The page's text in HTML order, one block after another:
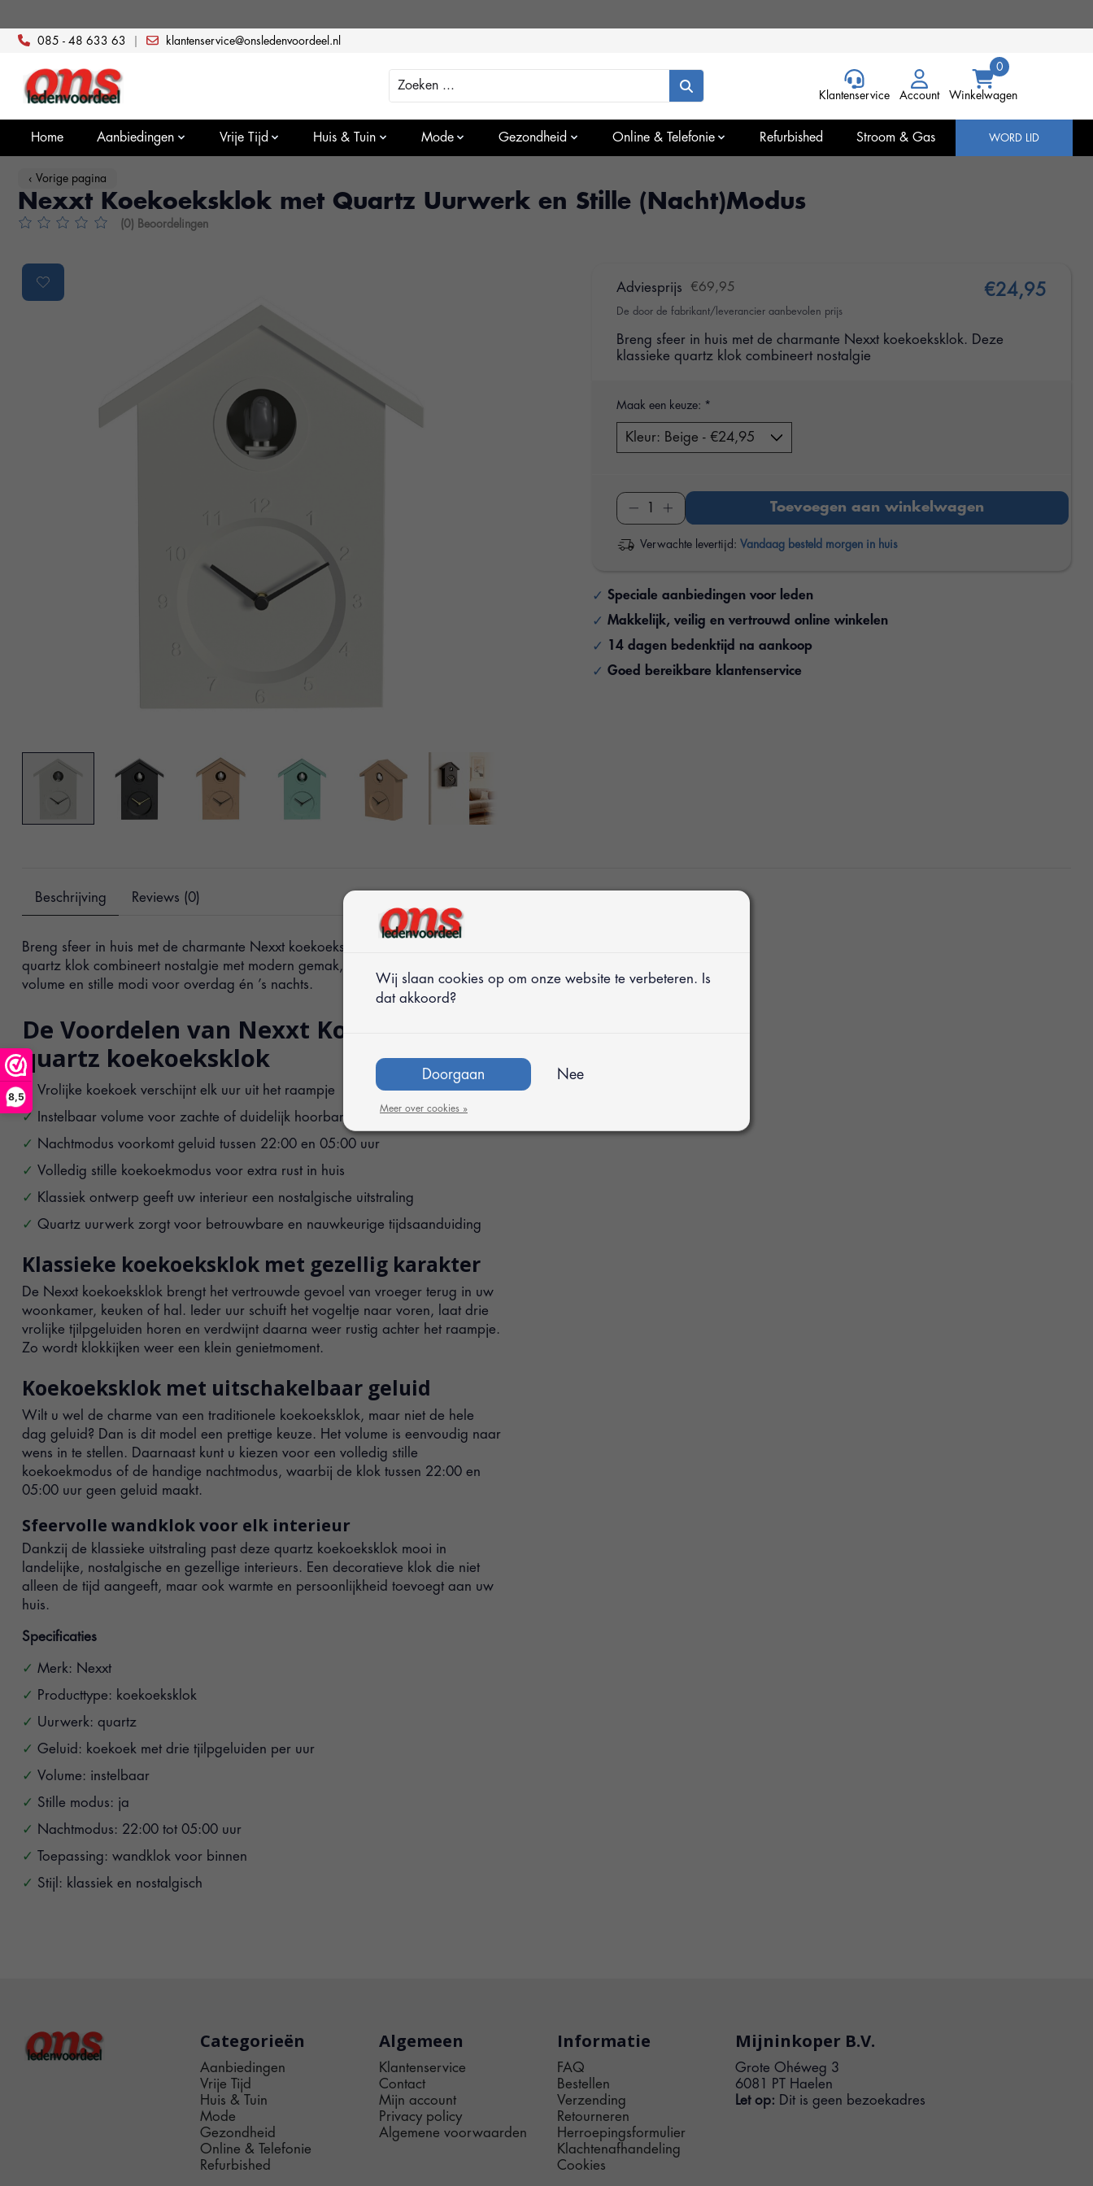
8,5
085 - 48 633 63 klantenservice@onsledenvoordeel.nl
Zoeken
Klantenservice Account Winkelwagen
Home Aanbiedingen Vrije Tijd Huis & Tuin Mode Gezondheid Online & Telefonie Refurbished Stroom & Gas WORD LID
‹ Vorige pagina
Nexxt Koekoeksklok met Quartz Uurwerk en Stille (Nacht)Modus
De beoordeling van dit product is0van de 5
(0) Beoordelingen
Product image slideshow Items
Adviesprijs
€69,95
De door de fabrikant/leverancier aanbevolen prijs
€24,95
Breng sfeer in huis met de charmante Nexxt koekoeksklok. Deze
klassieke quartz klok combineert nostalgie
Maak een keuze: *
Toevoegen aan winkelwagen
Verwachte levertijd: Vandaag besteld morgen in huis
Speciale aanbiedingen voor leden
Makkelijk, veilig en vertrouwd online winkelen
14 dagen bedenktijd na aankoop
Goed bereikbare klantenservice
Beschrijving Reviews (0)
Breng sfeer in huis met de charmante Nexxt koekoeksklok. Deze klassieke
quartz klok combineert nostalgie met modern gemak, dankzij instelbaar
volume en stille modi voor overdag én ’s nachts.
De Voordelen van Nexxt Koekoeksklok,
quartz koekoeksklok
Vrolijke koekoek verschijnt elk uur uit het raampje
Instelbaar volume voor zachte of duidelijk hoorbare klanken
Nachtmodus voorkomt geluid tussen 22:00 en 05:00 uur
Volledig stille koekoekmodus voor extra rust in huis
Klassiek ontwerp geeft uw interieur een nostalgische uitstraling
Quartz uurwerk zorgt voor betrouwbare en nauwkeurige tijdsaanduiding
Klassieke koekoeksklok met gezellig karakter
De Nexxt koekoeksklok brengt het vertrouwde gevoel van vroeger terug in uw
woonkamer, keuken of hal. Ieder uur schuift het vogeltje naar voren, laat drie
vrolijke tjilpgeluiden horen en verdwijnt daarna weer rustig achter het raampje.
Zo wordt klokkijken weer een klein genietmoment.
Koekoeksklok met uitschakelbaar geluid
Wilt u wel de charme van een traditionele koekoeksklok, maar niet de hele
dag geluid? Dan is dit model een prettige keuze. Het volume is eenvoudig naar
wens in te stellen. Daarnaast kunt u kiezen voor een volledig stille
koekoekmodus of de handige nachtmodus, waarbij de klok tussen 22:00 en
05:00 uur geen geluid maakt.
Sfeervolle wandklok voor elk interieur
Dankzij de klassieke uitstraling past deze quartz koekoeksklok mooi in
landelijke, nostalgische en gezellige interieurs. Een decoratieve klok die niet
alleen de tijd aangeeft, maar ook warmte en persoonlijkheid toevoegt aan uw
huis.
Specificaties
Merk: Nexxt
Producttype: koekoeksklok
Uurwerk: quartz
Geluid: koekoek met drie tjilpgeluiden per uur
Volume: instelbaar
Stille modus: ja
Nachtmodus: 22:00 tot 05:00 uur
Toepassing: wandklok voor binnen
Stijl: klassiek en nostalgisch
Categorieën
Aanbiedingen
Vrije Tijd
Huis & Tuin
Mode
Gezondheid
Online & Telefonie
Refurbished
Algemeen
Klantenservice
Contact
Mijn account
Privacy policy
Algemene voorwaarden
Informatie
FAQ
Bestellen
Verzending
Retourneren
Herroepingsformulier
Klachtenafhandeling
Cookies
Mijninkoper B.V.
Grote Ohéweg 3
6081 PT Haelen
Let op: Dit is geen bezoekadres
Wij slaan cookies op om onze website te verbeteren. Is
dat akkoord?
Doorgaan Nee
Meer over cookies »